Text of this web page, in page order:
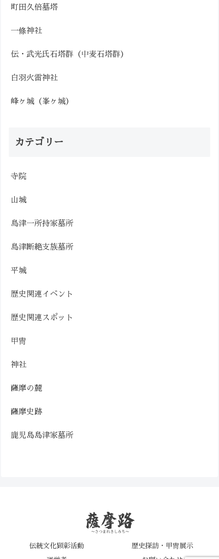
町田久倍墓塔
一條神社
伝・武光氏石塔群（中麦石塔群）
白羽火雷神社
峰ヶ城（峯ヶ城）
カテゴリー
寺院
山城
島津一所持家墓所
島津断絶支族墓所
平城
歴史関連イベント
歴史関連スポット
甲冑
神社
薩摩の麓
薩摩史跡
鹿児島島津家墓所
伝統文化顕彰活動 歴史探訪・甲冑展示